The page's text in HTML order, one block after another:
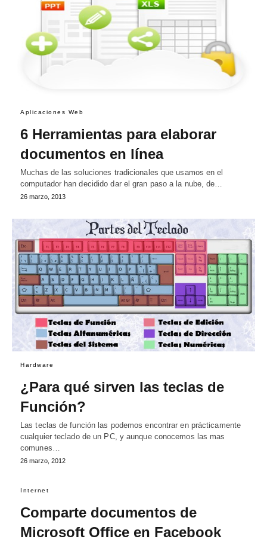
Aplicaciones Web
6 Herramientas para elaborar
documentos en línea
Muchas de las soluciones tradicionales que usamos en el
computador han decidido dar el gran paso a la nube, de…
26 marzo, 2013
Hardware
¿Para qué sirven las teclas de
Función?
Las teclas de función las podemos encontrar en prácticamente
cualquier teclado de un PC, y aunque conocemos las mas
comunes…
26 marzo, 2012
Internet
Comparte documentos de
Microsoft Office en Facebook